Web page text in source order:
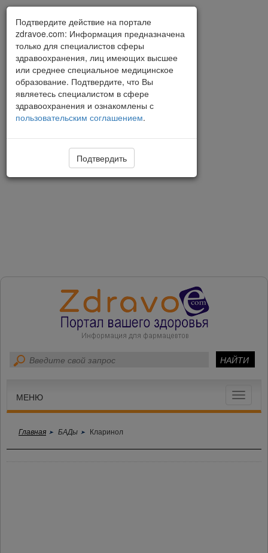
Toggle
МЕНЮ
Главная БАДы Кларинол
Подтвердите действие на портале
zdravoe.com: Информация предназначена
только для специалистов сферы
здравоохранения, лиц имеющих высшее
или среднее специальное медицинское
образование. Подтвердите, что Вы
являетесь специалистом в сфере
здравоохранения и ознакомлены с
пользовательским соглашением.
Подтвердить